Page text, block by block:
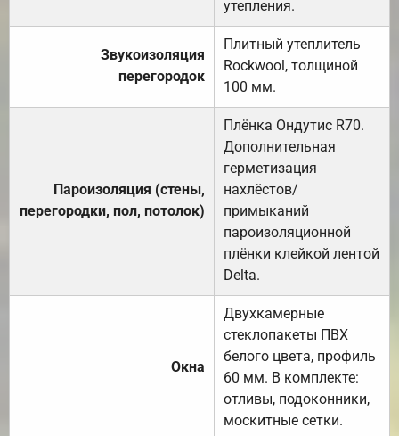
утепления.
Звукоизоляция
перегородок
Плитный утеплитель
Rockwool, толщиной
100 мм.
Пароизоляция (стены,
перегородки, пол, потолок)
Плёнка Ондутис R70.
Дополнительная
герметизация
нахлёстов/
примыканий
пароизоляционной
плёнки клейкой лентой
Delta.
Окна
Двухкамерные
стеклопакеты ПВХ
белого цвета, профиль
60 мм. В комплекте:
отливы, подоконники,
москитные сетки.